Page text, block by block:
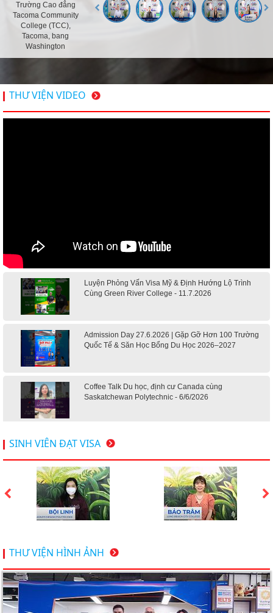
Trường Cao đẳng
Tacoma Community
College (TCC),
Tacoma, bang
Washington
THƯ VIỆN VIDEO
Luyện Phỏng Vấn Visa Mỹ & Định Hướng Lộ Trình
Cùng Green River College - 11.7.2026
Admission Day 27.6.2026 | Gặp Gỡ Hơn 100 Trường
Quốc Tế & Săn Học Bổng Du Học 2026–2027
Coffee Talk Du học, định cư Canada cùng
Saskatchewan Polytechnic - 6/6/2026
Hội thảo du học Mỹ 18.4.2026 - Đại học Mỹ học phí
dưới 20k/ năm
Du học Mỹ 2026 - Lấy bằng cử nhân lúc 20 tuổi cùng
chương trình High School Completion, Washington
bạn khám phá
Du học Mỹ năm 2026: Cơ hội học tập và trải nghiệm tại
nền giáo dục hàng đầu
SINH VIÊN ĐẠT VISA
THƯ VIỆN HÌNH ẢNH